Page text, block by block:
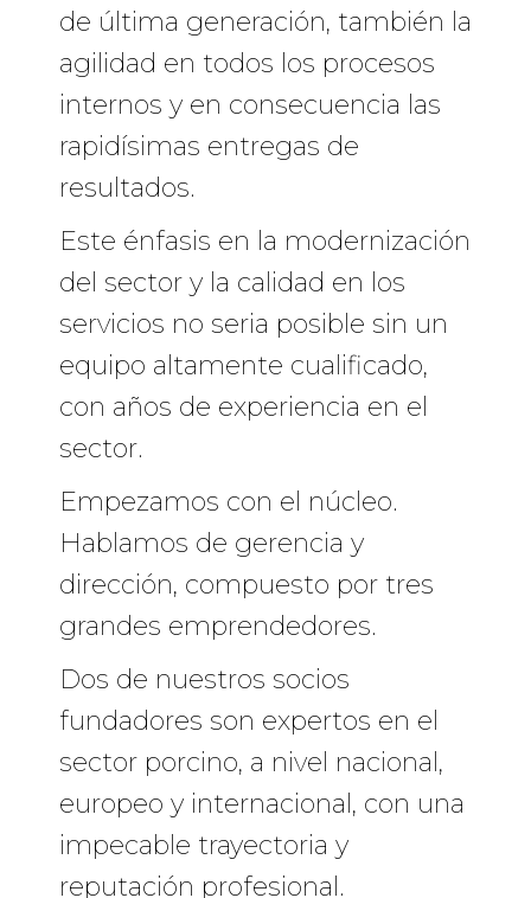
de última generación, también la
agilidad en todos los procesos
internos y en consecuencia las
rapidísimas entregas de
resultados.
Este énfasis en la modernización
del sector y la calidad en los
servicios no seria posible sin un
equipo altamente cualificado,
con años de experiencia en el
sector.
Empezamos con el núcleo.
Hablamos de gerencia y
dirección, compuesto por tres
grandes emprendedores.
Dos de nuestros socios
fundadores son expertos en el
sector porcino, a nivel nacional,
europeo y internacional, con una
impecable trayectoria y
reputación profesional.